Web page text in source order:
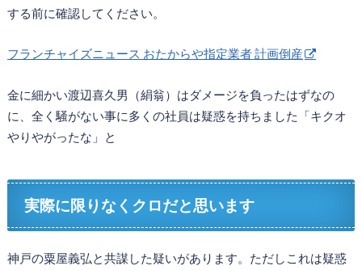
する前に確認してください。
フランチャイズニュース おたからや指定業者 計画倒産
金に細かい渡辺喜久男（絹翁）はダメージを負ったはずなの
に、全く騒がない事に多くの社員は疑惑を持ちました「キクオ
やりやがったな」と
実際に限りなくクロだと思います
神戸の粟屋義弘と共謀した疑いがあります。ただしこれは疑惑